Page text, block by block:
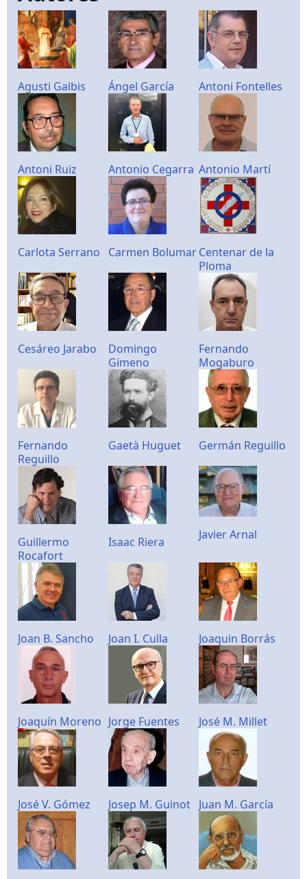
Agusti Galbis Ángel García Antoni Fontelles
Antoni Ruiz Antonio Cegarra Antonio Martí
Carlota Serrano Carmen BolumarCentenar de la
Ploma
Cesáreo Jarabo
Domingo
Gimeno
Fernando
Mogaburo
Fernando
Reguillo
Gaetà Huguet Germán Reguillo
Guillermo
Rocafort
Isaac Riera Javier Arnal
Joan B. Sancho Joan I. Culla Joaquin Borrás
Joaquín Moreno Jorge Fuentes José M. Millet
José V. Gómez Josep M. Guinot Juan M. García